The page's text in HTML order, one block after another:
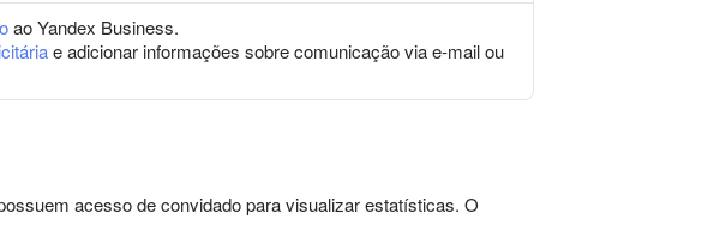
ao Yandex Business.
e adicionar informações sobre comunicação via e-mail ou
acesso de convidado para visualizar estatísticas. O